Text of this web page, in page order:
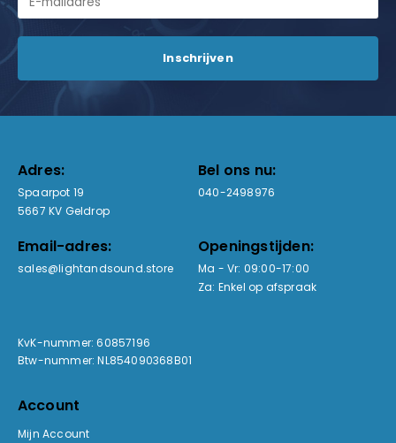
Adres:
Spaarpot 19
5667 KV Geldrop
Bel ons nu:
040-2498976
Email-adres:
sales@lightandsound.store
Openingstijden:
Ma - Vr: 09:00-17:00
Za: Enkel op afspraak
KvK-nummer: 60857196
Btw-nummer: NL854090368B01
Account
Mijn Account